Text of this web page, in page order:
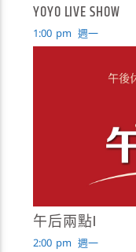
YOYO LIVE SHOW
1:00 pm 週一
午后兩點I
2:00 pm 週一